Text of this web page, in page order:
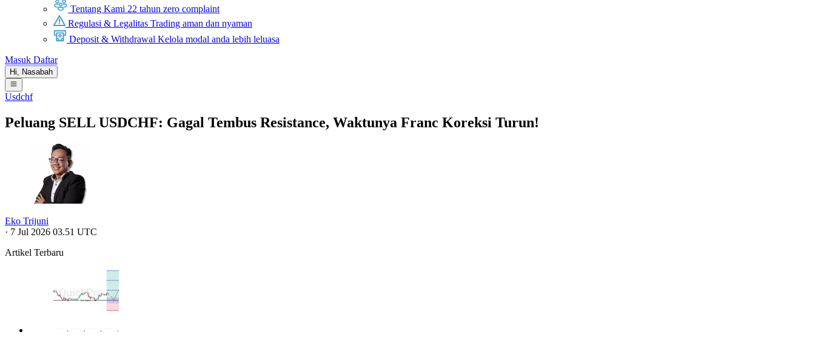
Tentang Kami 22 tahun zero complaint
Regulasi & Legalitas Trading aman dan nyaman
Deposit & Withdrawal Kelola modal anda lebih leluasa
Masuk Daftar
Hi, Nasabah
Usdchf
Peluang SELL USDCHF: Gagal Tembus Resistance, Waktunya Franc Koreksi Turun!
Eko Trijuni
· 7 Jul 2026 03.51 UTC
Artikel Terbaru